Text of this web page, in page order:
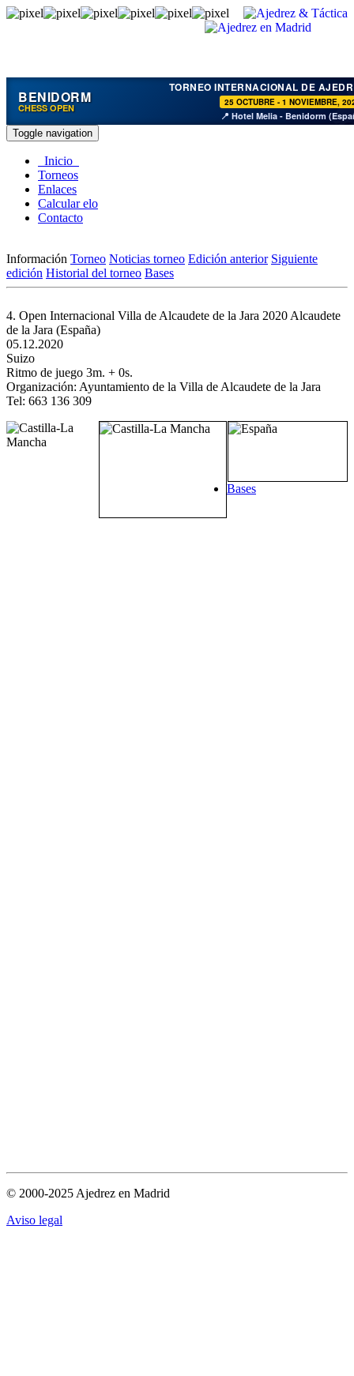
BENIDORM
CHESS OPEN
TORNEO INTERNACIONAL DE
25 OCTUBRE - 1 NOVIEMBRE,
📍 Hotel Melia - Benidorm
Toggle navigation
Inicio
Torneos
Enlaces
Calcular elo
Contacto
Información Torneo Noticias torneo Edición anterior Siguiente
edición Historial del torneo Bases
4. Open Internacional Villa de Alcaudete de la Jara 2020 Alcaudete
de la Jara (España)
05.12.2020
Suizo
Ritmo de juego 3m. + 0s.
Organización: Ayuntamiento de la Villa de Alcaudete de la Jara
Tel: 663 136 309
Bases
© 2000-2025 Ajedrez en Madrid
Aviso legal